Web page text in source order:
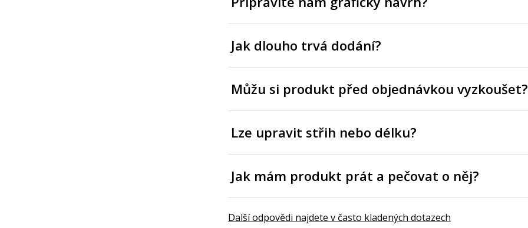
Jak dlouho trvá dodání?
Můžu si produkt před objednávkou vyzkoušet?
Lze upravit střih nebo délku?
Jak mám produkt prát a pečovat o něj?
Další odpovědi najdete v často kladených dotazech